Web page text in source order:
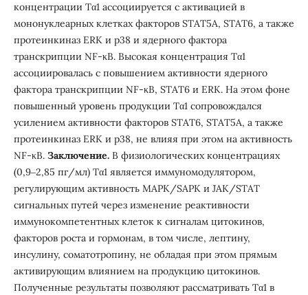
концентрации Тα1 ассоциируется с активацией в
мононуклеарных клетках факторов STAT5A, STAT6, а также
протеинкиназ ERK и p38 и ядерного фактора
транскрипции NF-κB. Высокая концентрация Тα1
ассоциировалась с повышением активности ядерного
фактора транскрипции NF-κB, STAT6 и ERK. На этом фоне
повышенный уровень продукции Тα1 сопровождался
усилением активности факторов STAT6, STAT5A, а также
протеинкиназ ERK и р38, не влияя при этом на активность
NF-κB. Заключение.В физиологических концентрациях
(0,9‒2,85 пг/мл) Тα1 является иммуномодулятором,
регулирующим активность MAPK/SAPK и JAK/STAT
сигнальных путей через изменение реактивности
иммунокомпетентных клеток к сигналам цитокинов,
факторов роста и гормонам, в том числе, лептину,
инсулину, соматотропину, не обладая при этом прямым
активирующим влиянием на продукцию цитокинов.
Полученные результаты позволяют рассматривать Тα1 в